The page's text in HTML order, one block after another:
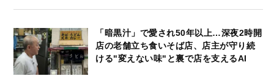
「暗黒汁」で愛され50年以上…深夜2時開
店の老舗立ち食いそば店、店主が守り続
ける"変えない味"と裏で店を支えるAI